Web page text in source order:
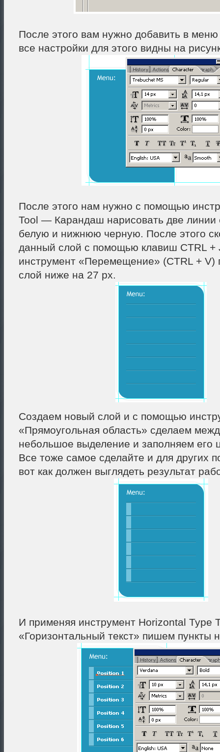
После этого вам нужно добавить в меню
все настройки для этого видны на
После этого нам нужно с помощью
Tool — Карандаш нарисовать две линии
белую и нижнюю черную. После этого
данный слой с помощью клавиш CTRL +
инструмент «Перемещение» (CTRL +
слой ниже на 27 px.
Создаем новый слой и с помощью
«Прямоугольная область» сделаем
небольшое выделение и заполняем его
Все тоже самое сделайте и для других
вот как должен выглядеть результат
И применяя инструмент Horizontal Type
«Горизонтальный текст» пишем пункты